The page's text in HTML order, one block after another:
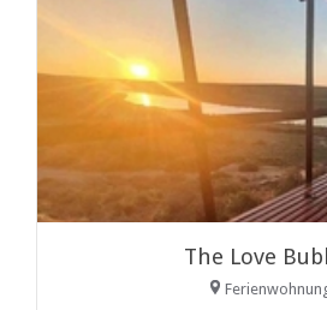
The Love